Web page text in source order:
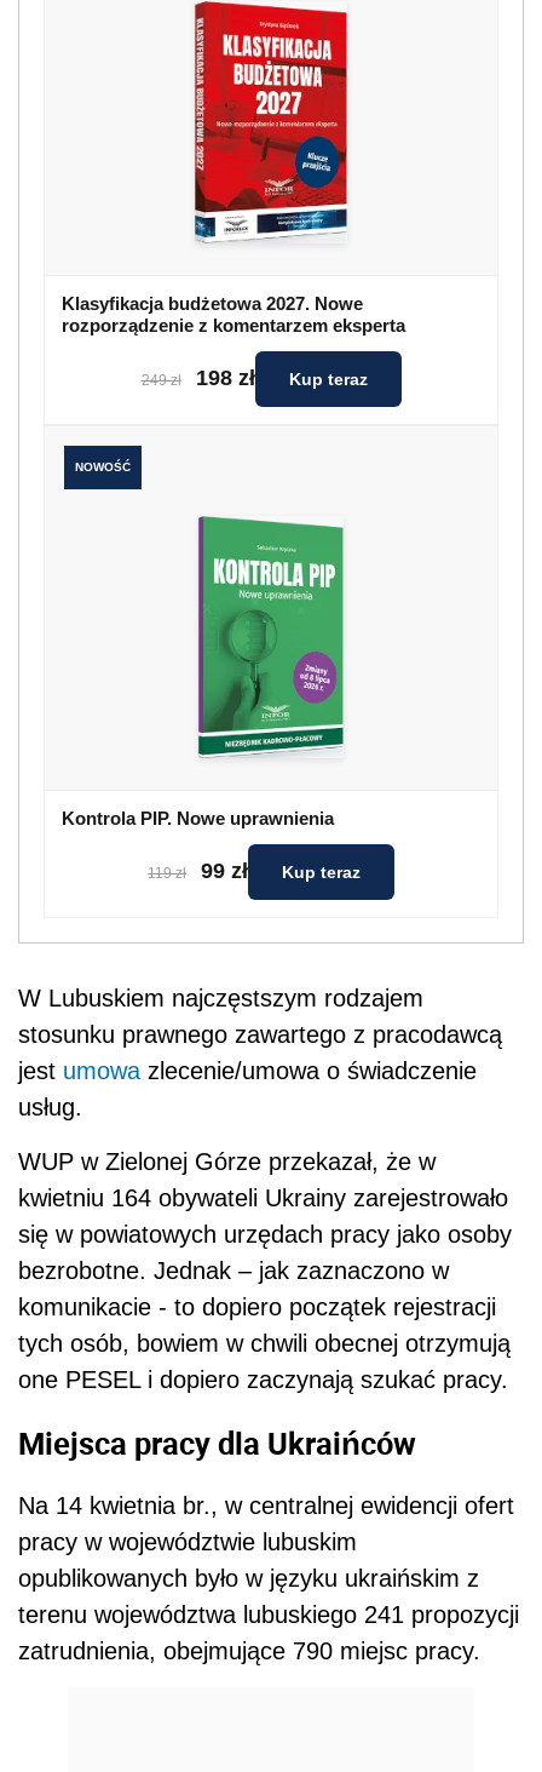
Klasyfikacja budżetowa 2027. Nowe
rozporządzenie z komentarzem eksperta
249 zł 198 zł Kup teraz
NOWOŚĆ
Kontrola PIP. Nowe uprawnienia
119 zł 99 zł Kup teraz
W Lubuskiem najczęstszym rodzajem
stosunku prawnego zawartego z pracodawcą
jest umowa zlecenie/umowa o świadczenie
usług.
WUP w Zielonej Górze przekazał, że w
kwietniu 164 obywateli Ukrainy zarejestrowało
się w powiatowych urzędach pracy jako osoby
bezrobotne. Jednak – jak zaznaczono w
komunikacie - to dopiero początek rejestracji
tych osób, bowiem w chwili obecnej otrzymują
one PESEL i dopiero zaczynają szukać pracy.
Miejsca pracy dla Ukraińców
Na 14 kwietnia br., w centralnej ewidencji ofert
pracy w województwie lubuskim
opublikowanych było w języku ukraińskim z
terenu województwa lubuskiego 241 propozycji
zatrudnienia, obejmujące 790 miejsc pracy.